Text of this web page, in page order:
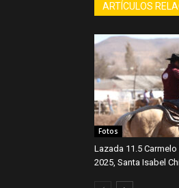
ARTÍCULOS
Fotos
Lazada 11.5 Carmelo
2025, Santa Isabel